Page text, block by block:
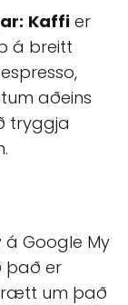
Kaffi er
á breitt
aðeins
tryggja
á Google My
það er
rætt um það